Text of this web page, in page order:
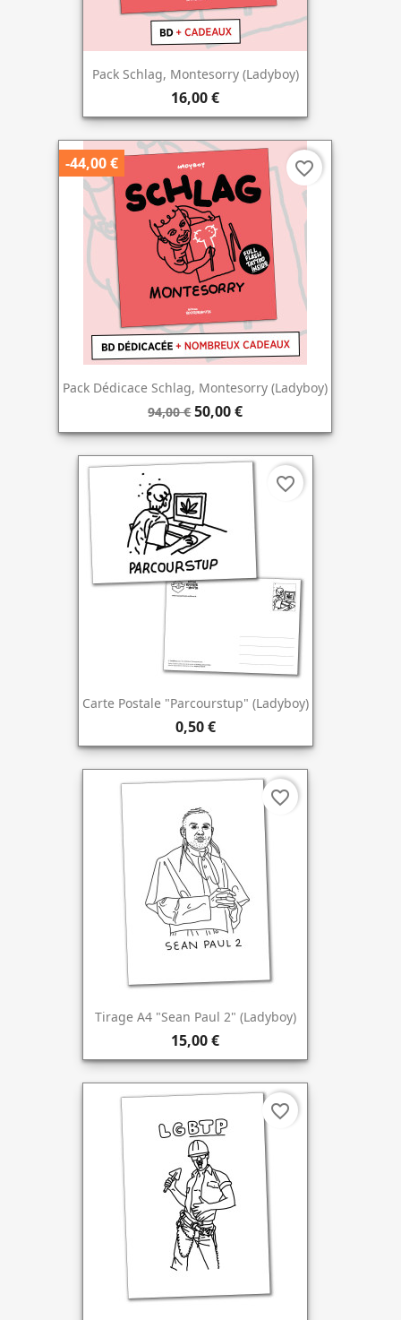
Pack Schlag, Montesorry (Ladyboy)
16,00 €
Pack Dédicace Schlag, Montesorry (Ladyboy)
94,00 € 50,00 €
-44,00 € favorite_border
Carte Postale "Parcourstup" (Ladyboy)
0,50 €
favorite_border
Tirage A4 "Sean Paul 2" (Ladyboy)
15,00 €
favorite_border
favorite_border